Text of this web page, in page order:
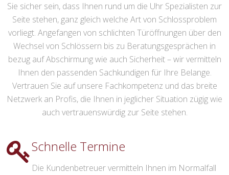
Sie sicher sein, dass Ihnen rund um die Uhr Spezialisten zur
Seite stehen, ganz gleich welche Art von Schlossproblem
vorliegt. Angefangen von schlichten Türöffnungen über den
Wechsel von Schlössern bis zu Beratungsgesprächen in
bezug auf Abschirmung wie auch Sicherheit – wir vermitteln
Ihnen den passenden Sachkundigen für Ihre Belange.
Vertrauen Sie auf unsere Fachkompetenz und das breite
Netzwerk an Profis, die Ihnen in jeglicher Situation zügig wie
auch vertrauenswürdig zur Seite stehen.
Schnelle Termine
Die Kundenbetreuer vermitteln Ihnen im Normalfall